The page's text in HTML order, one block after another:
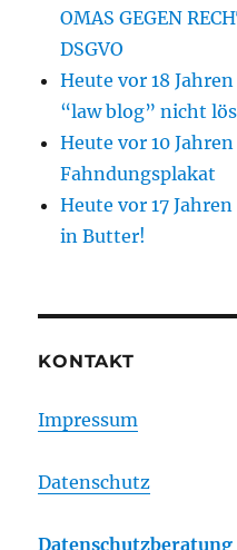
OMAS GEGEN
DSGVO
Heute vor 18
“law blog” nicht
Heute vor 10
Fahndungsplakat
Heute vor 17
in Butter!
KONTAKT
Impressum
Datenschutz